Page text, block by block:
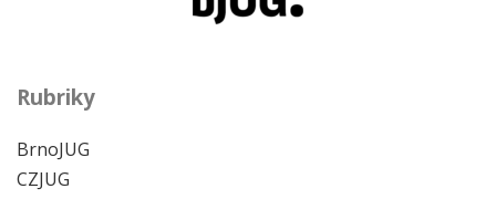
Rubriky
BrnoJUG
CZJUG